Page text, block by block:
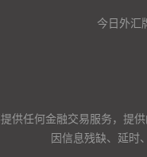
今日外汇
供任何金融交易服务，提
因信息残缺、延时